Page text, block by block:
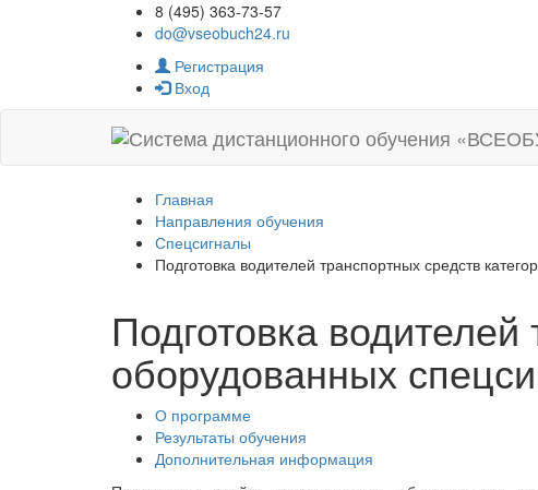
8 (495) 363-73-57
do@vseobuch24.ru
Регистрация
Вход
Главная
Направления обучения
Спецсигналы
Подготовка водителей транспортных средств
Подготовка
оборудованных
О программе
Результаты обучения
Дополнительная информация